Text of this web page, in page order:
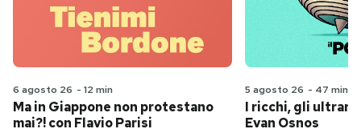
6 agosto 26 - 12 min
Ma in Giappone non protestano
mai?! con Flavio Parisi
5 agosto 26 - 47 min
I ricchi, gli
Evan Osnos